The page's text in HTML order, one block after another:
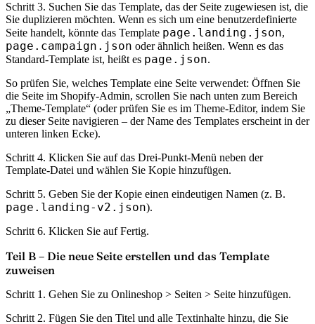
Schritt 3. Suchen Sie das Template, das der Seite zugewiesen ist, die
Sie duplizieren möchten. Wenn es sich um eine benutzerdefinierte
Seite handelt, könnte das Template page.landing.json,
page.campaign.json oder ähnlich heißen. Wenn es das
Standard-Template ist, heißt es page.json.
So prüfen Sie, welches Template eine Seite verwendet: Öffnen Sie
die Seite im Shopify-Admin, scrollen Sie nach unten zum Bereich
„Theme-Template“ (oder prüfen Sie es im Theme-Editor, indem Sie
zu dieser Seite navigieren – der Name des Templates erscheint in der
unteren linken Ecke).
Schritt 4. Klicken Sie auf das Drei-Punkt-Menü neben der
Template-Datei und wählen Sie Kopie hinzufügen.
Schritt 5. Geben Sie der Kopie einen eindeutigen Namen (z. B.
page.landing-v2.json).
Schritt 6. Klicken Sie aufFertig.
Teil B – Die neue Seite erstellen und das Template
zuweisen
Schritt 1. Gehen Sie zu Onlineshop > Seiten > Seite hinzufügen.
Schritt 2. Fügen Sie den Titel und alle Textinhalte hinzu, die Sie